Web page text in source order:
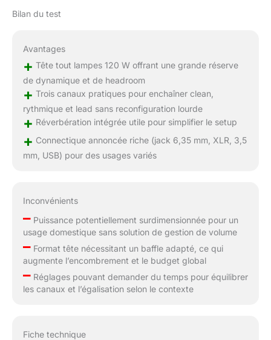
Bilan du test
Avantages
+ Tête tout lampes 120 W offrant une grande réserve
de dynamique et de headroom
+ Trois canaux pratiques pour enchaîner clean,
rythmique et lead sans reconfiguration lourde
+ Réverbération intégrée utile pour simplifier le setup
+ Connectique annoncée riche (jack 6,35 mm, XLR, 3,5
mm, USB) pour des usages variés
Inconvénients
–Puissance potentiellement surdimensionnée pour un
usage domestique sans solution de gestion de volume
–Format tête nécessitant un baffle adapté, ce qui
augmente l’encombrement et le budget global
–Réglages pouvant demander du temps pour équilibrer
les canaux et l’égalisation selon le contexte
Fiche technique